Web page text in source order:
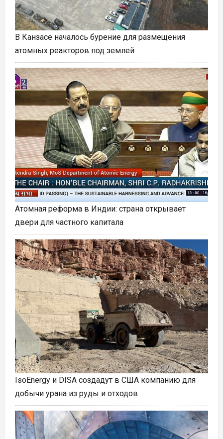
В Канзасе началось бурение для размещения
атомных реакторов под землей
Атомная реформа в Индии: страна открывает
двери для частного капитала
IsoEnergy и DISA создадут в США компанию для
добычи урана из руды и отходов